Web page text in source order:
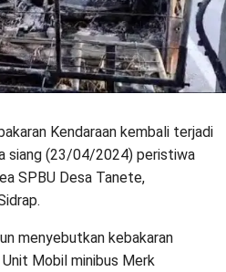
Kendaraan kembali terjadi
siang (23/04/2024) peristiwa
SPBU Desa Tanete,
menyebutkan kebakaran
Mobil minibus Merk